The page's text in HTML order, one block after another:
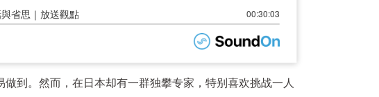
到。然而，在日本却有一群独攀专家，特别喜欢挑战一人